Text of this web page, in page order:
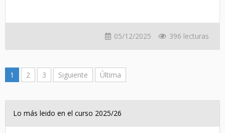
05/12/2025 396 lecturas
1 2 3 Siguiente Última
Lo más leido en el curso 2025/26